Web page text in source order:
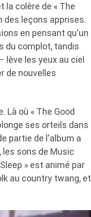
la colère de « The
des leçons apprises.
en pensant qu'un
du complot, tandis
lève les yeux au ciel
de nouvelles
Là où « The Good
ses orteils dans
partie de l'album a
sons de Music
» est animé par
au country twang, et